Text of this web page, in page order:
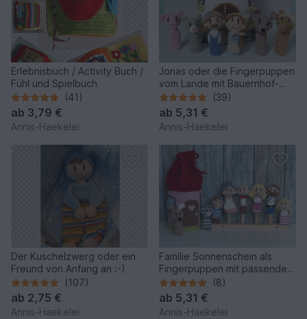
Erlebnisbuch / Activity Buch /
Fühl und Spielbuch
(41)
ab 3,79 €
Annis-Haekelei
Jonas oder die Fingerpuppen
vom Lande mit Bauernhof-
Beutel :-)
(39)
ab 5,31 €
Annis-Haekelei
Der Kuschelzwerg oder ein
Freund von Anfang an :-)
(107)
ab 2,75 €
Annis-Haekelei
Familie Sonnenschein als
Fingerpuppen mit passendem
Zuhause - Beutel :-)
(8)
ab 5,31 €
Annis-Haekelei